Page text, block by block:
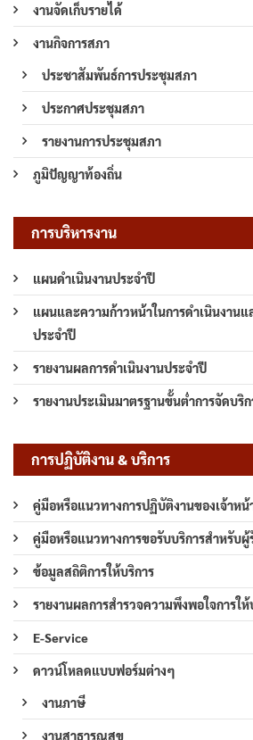
งานจัดเก็บรายได้
งานกิจการสภา
ประชาสัมพันธ์การประชุมสภา
ประกาศประชุมสภา
รายงานการประชุมสภา
ภูมิปัญญาท้องถิ่น
การบริหารงาน
แผนดำเนินงานประจำปี
แผนและความก้าวหน้าในการดำเนินงาน
ประจำปี
รายงานผลการดำเนินงานประจำปี
รายงานประเมินมาตรฐานขั้นต่ำการจัดบริ
การปฏิบัติงาน & บริการ
คู่มือหรือแนวทางการปฏิบัติงานของเจ้าหน้
คู่มือหรือแนวทางการขอรับบริการสำหรับ
ข้อมูลสถิติการให้บริการ
รายงานผลการสำรวจความพึงพอใจการให้
E-Service
ดาวน์โหลดแบบฟอร์มต่างๆ
งานภาษี
งานสาธารณสุข